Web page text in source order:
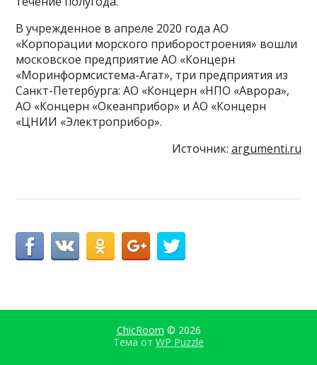
В учрежденное в апреле 2020 года АО
«Корпорации морского приборостроения» вошли
московское предприятие АО «Концерн
«Моринформсистема-Агат», три предприятия из
Санкт-Петербурга: АО «Концерн «НПО «Аврора»,
АО «Концерн «Океанприбор» и АО «Концерн
«ЦНИИ «Электроприбор».
Источник: argumenti.ru
ChicRoom © 2026
Тема от WP Puzzle